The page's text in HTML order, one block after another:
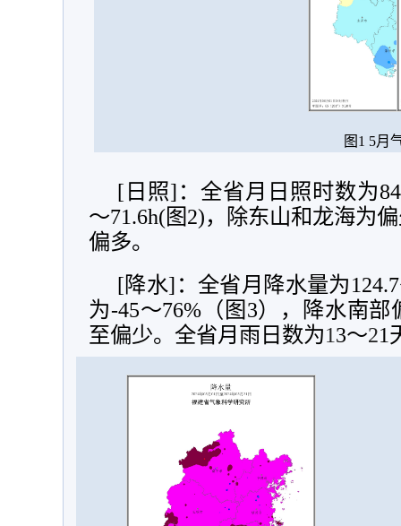
图1 5月
[日照]：全省月日照时数为
～71.6h(图2)，除东山和龙海为
偏多。
[降水]：全省月降水量为
为-45～76%（图3），降水南
至偏少。全省月雨日数为13～21